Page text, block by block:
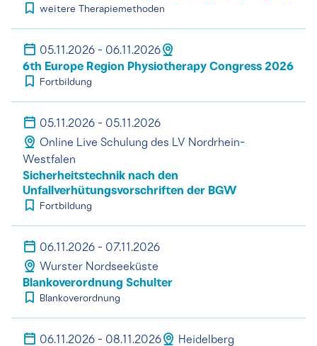
weitere Therapiemethoden
05.11.2026 - 06.11.2026
6th Europe Region Physiotherapy Congress 2026
Fortbildung
05.11.2026 - 05.11.2026
Online Live Schulung des LV Nordrhein-
Westfalen
Sicherheitstechnik nach den
Unfallverhütungsvorschriften der BGW
Fortbildung
06.11.2026 - 07.11.2026
Wurster Nordseeküste
Blankoverordnung Schulter
Blankoverordnung
06.11.2026 - 08.11.2026 Heidelberg